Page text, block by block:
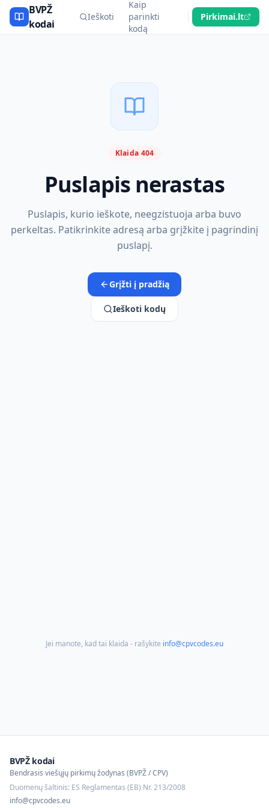
BVPŽ
kodai
Ieškoti
Kaip
parinkti
kodą
Pirkimai.lt
Klaida 404
Puslapis nerastas
Puslapis, kurio ieškote, neegzistuoja arba buvo
perkeltas. Patikrinkite adresą arba grįžkite į pagrindinį
puslapį.
Grįžti į pradžią
Ieškoti kodų
Jei manote, kad tai klaida - rašykite info@cpvcodes.eu
BVPŽ kodai
Bendrasis viešųjų pirkimų žodynas (BVPŽ / CPV)
Duomenų šaltinis: ES Reglamentas (EB) Nr. 213/2008
info@cpvcodes.eu